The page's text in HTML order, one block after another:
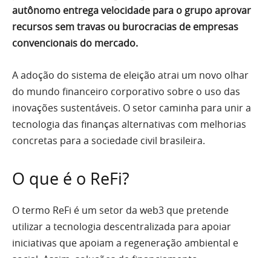
autônomo entrega velocidade para o grupo aprovar
recursos sem travas ou burocracias de empresas
convencionais do mercado.
A adoção do sistema de eleição atrai um novo olhar
do mundo financeiro corporativo sobre o uso das
inovações sustentáveis. O setor caminha para unir a
tecnologia das finanças alternativas com melhorias
concretas para a sociedade civil brasileira.
O que é o ReFi?
O termo ReFi é um setor da web3 que pretende
utilizar a tecnologia descentralizada para apoiar
iniciativas que apoiam a regeneração ambiental e